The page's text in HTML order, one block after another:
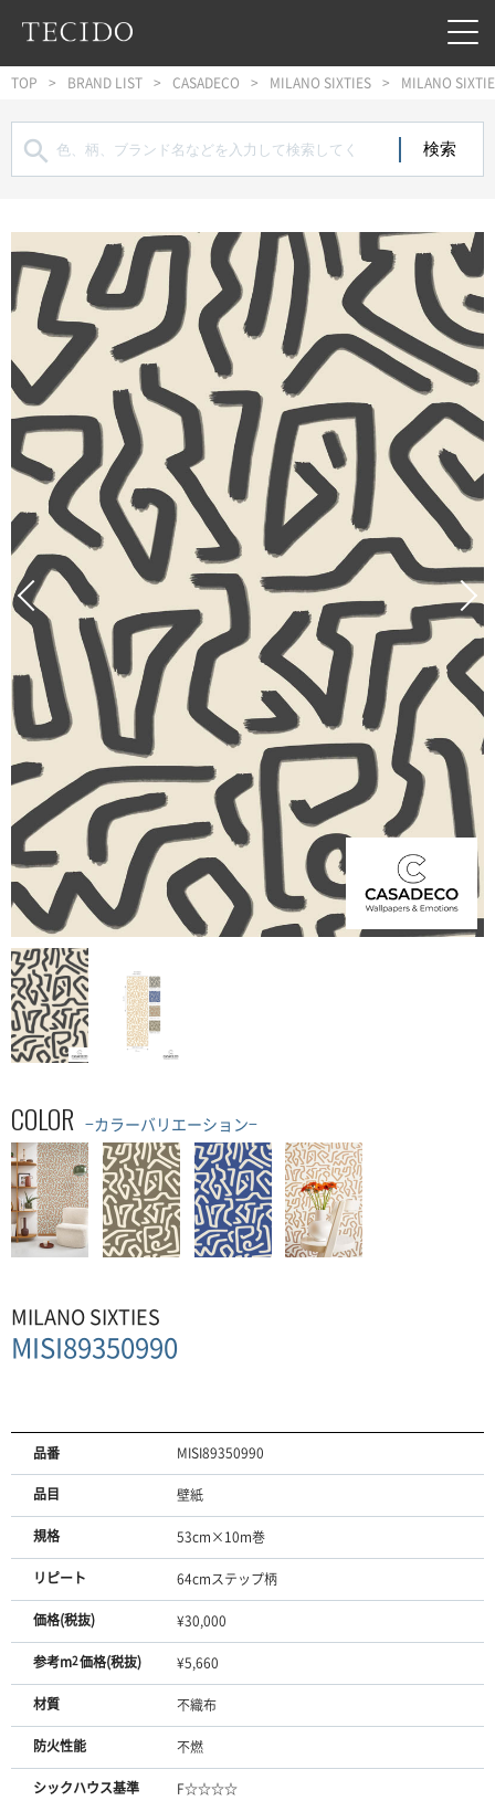
フッターへジャンプ
TOP BRAND LIST CASADECO MILANO SIXTIES MILANO

COLOR −カラーバリエーション−
MILANO SIXTIES
MISI89350990
品番 MISI89350990
品目 壁紙
規格 53cm×10m巻
リピート 64cmステップ柄
価格(税抜) ¥30,000
参考m2価格(税抜) ¥5,660
材質 不織布
防火性能 不燃
シックハウス基準 F☆☆☆☆